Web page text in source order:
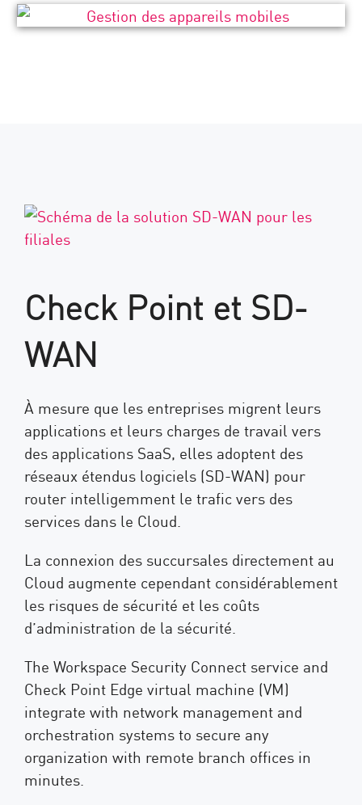
Check Point et SD-
WAN
À mesure que les entreprises migrent leurs
applications et leurs charges de travail vers
des applications SaaS, elles adoptent des
réseaux étendus logiciels (SD-WAN) pour
router intelligemment le trafic vers des
services dans le Cloud.
La connexion des succursales directement au
Cloud augmente cependant considérablement
les risques de sécurité et les coûts
d’administration de la sécurité.
The Workspace Security Connect service and
Check Point Edge virtual machine (VM)
integrate with network management and
orchestration systems to secure any
organization with remote branch offices in
minutes.